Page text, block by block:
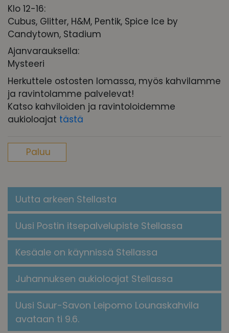
Klo 12-16:
Cubus, Glitter, H&M, Pentik, Spice Ice by
Candytown, Stadium
Ajanvarauksella:
Mysteeri
Herkuttele ostosten lomassa, myös kahvilamme
ja ravintolamme palvelevat!
Katso kahviloiden ja ravintoloidemme
aukioloajat tästä
Paluu
Uutta arkeen Stellasta
Uusi Postin itsepalvelupiste Stellassa
Kesäale on käynnissä Stellassa
Juhannuksen aukioloajat Stellassa
Uusi Suur-Savon Leipomo Lounaskahvila
avataan ti 9.6.